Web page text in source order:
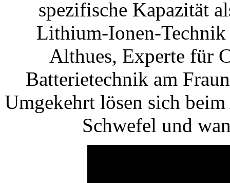
spezifische Kapazität
Lithium-Ionen-
Althues, Experte für
Batterietechnik am
Umgekehrt lösen sich
Schwefel und